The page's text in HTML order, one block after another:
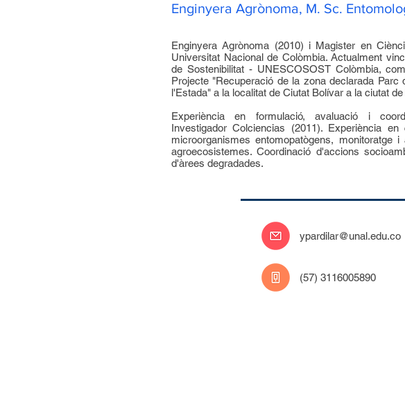
Enginyera Agrònoma, M. Sc.
Enginyera Agrònoma (2010) i Magister en
Universitat Nacional de Colòmbia. Actualment
de Sostenibilitat - UNESCOSOST Colòmbia,
Projecte "Recuperació de la zona declarada
l'Estada" a la localitat de Ciutat Bolívar a la ciutat
Experiència en formulació, avaluació i
Investigador Colciencias (2011). Experiència
microorganismes entomopatògens, monitoratge
agroecosistemes. Coordinació d'accions
d'àrees degradades.
ypardilar@unal.edu.co
(57) 3116005890